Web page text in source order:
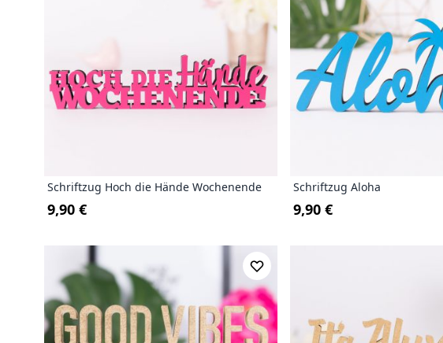
Schriftzug Hoch die Hände Wochenende
9,90 €
Schriftzug Aloha
9,90 €